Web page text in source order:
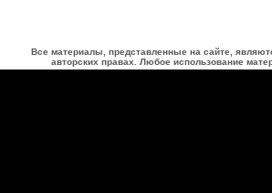
Все материалы, представленные на сайте,
авторских правах. Любое использование